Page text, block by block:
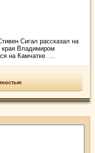
Сигал рассказал на
края Владимиром
на Камчатке. ...